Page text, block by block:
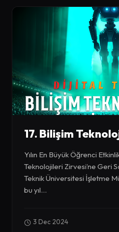
17. Bilişim
Yılın En Büyük Öğrenci
Teknolojileri Zirvesi’ne Geri
Teknik Üniversitesi İşletme
bu yıl...
3 Dec 2024